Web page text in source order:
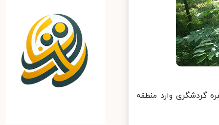
گفت: در تاریخ نوزدهم تیرماه سال جاری، تیم ۲۵ نفره گردشگری وارد منطقه